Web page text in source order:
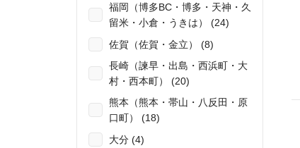
福岡（博多BC・博多・天神・久
留米・小倉・うきは） (24)
佐賀（佐賀・金立） (8)
長崎（諫早・出島・西浜町・大
村・西本町） (20)
熊本（熊本・帯山・八反田・原
口町） (18)
大分 (4)